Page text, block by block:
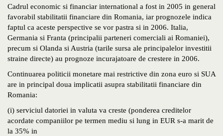
Cadrul economic si financiar international a fost in 2005 in general
favorabil stabilitatii financiare din Romania, iar prognozele indica
faptul ca aceste perspective se vor pastra si in 2006. Italia,
Germania si Franta (principalii parteneri comerciali ai Romaniei),
precum si Olanda si Austria (tarile sursa ale principalelor investitii
straine directe) au prognoze incurajatoare de crestere in 2006.
Continuarea politicii monetare mai restrictive din zona euro si SUA
are in principal doua implicatii asupra stabilitatii financiare din
Romania:
(i) serviciul datoriei in valuta va creste (ponderea creditelor
acordate companiilor pe termen mediu si lung in EUR s-a marit de
la 35% in